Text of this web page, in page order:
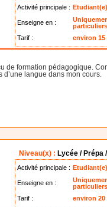
Activité principale : Etudiant(e)
Enseigne en :
particuliers
Tarif :
environ 15
formation pédagogique.
langue dans mon cours.
Niveau(x) : Lycée /
Activité principale : Etudiant(e)
Enseigne en :
particuliers
Tarif :
environ 20